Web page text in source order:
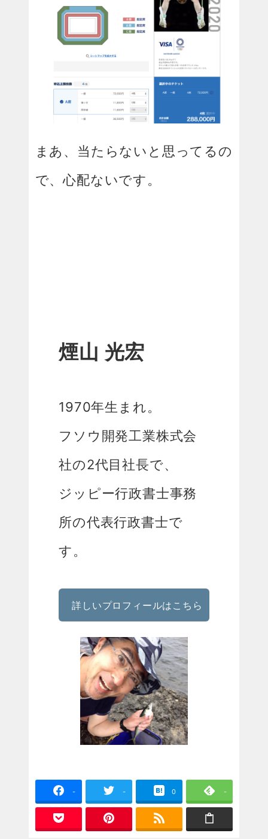
まあ、当たらないと思ってるの
で、心配ないです。
煙山 光宏
1970年生まれ。
フソウ開発工業株式会
社の2代目社長で、
ジッピー行政書士事務
所の代表行政書士で
す。
詳しいプロフィールはこちら
- - 0 -